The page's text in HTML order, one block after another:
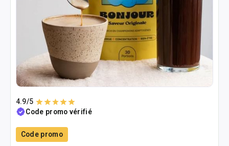
4.9/5
Code promo vérifié
Code promo